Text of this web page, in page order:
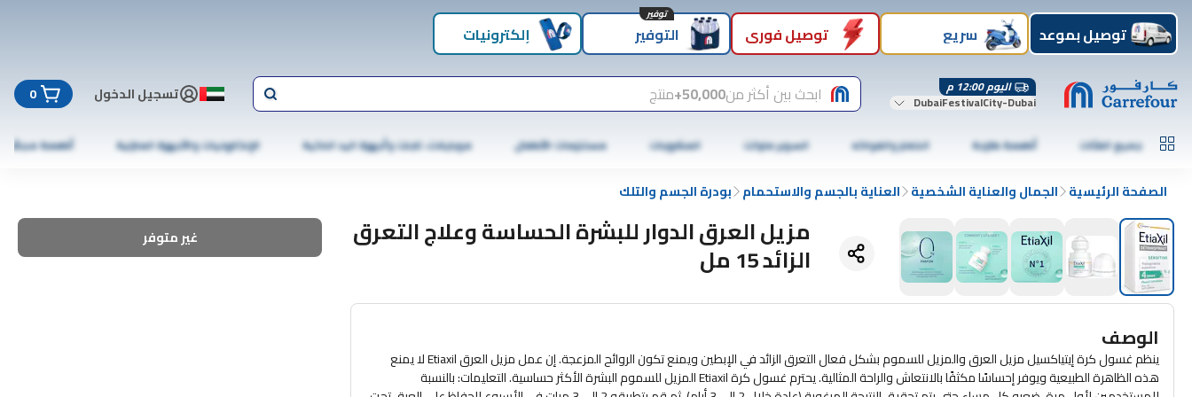
توصيل بموعد سريع توصيل فوري التوفير
توفير
إلكترونيات
اليوم 12:00 م
DubaiFestivalCity-Dubai ابحث بين أكثر من50,000+ منتج تسجيل الدخول 0
جميع الفئات أطعمة طازجة الخضار والفواكه السوبر ماركت المشروبات مستلزمات الأطفال موبايلات، تابلت وأجهزة اليد الذكية الإلكترونيات والأجهزة المنزلية أطعمة مجمّدة
الصفحة الرئيسية الجمال والعناية الشخصية العناية بالجسم والاستحمام بودرة الجسم والتلك
مزيل العرق الدوار للبشرة الحساسة وعلاج التعرق
الزائد 15 مل
غير متوفر
الوصف
ينظم غسول كرة إيتياكسيل مزيل العرق والمزيل للسموم بشكل فعال التعرق الزائد في الإبطين ويمنع تكون الروائح المزعجة. إن عمل مزيل العرق Etiaxil لا يمنع
هذه الظاهرة الطبيعية ويوفر إحساسًا مكثفًا بالانتعاش والراحة المثالية. يحترم غسول كرة Etiaxil المزيل للسموم البشرة الأكثر حساسية. التعليمات: بالنسبة